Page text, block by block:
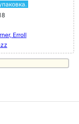
Erroll